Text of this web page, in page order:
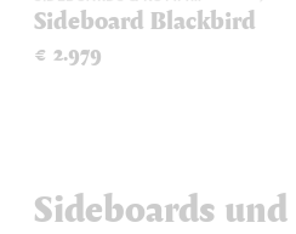
Sideboard Blackbird
€ 2.979
Sideboards